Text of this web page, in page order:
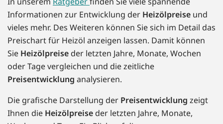
Informationen zur Entwicklung der Heizölpreise und
vieles mehr. Des Weiteren können Sie sich im Detail das
Preischart für Heizöl anzeigen lassen. Damit können
Sie Heizölpreise der letzten Jahre, Monate, Wochen
oder Tage vergleichen und die zeitliche
Preisentwicklung analysieren.
Die grafische Darstellung der Preisentwicklung zeigt
Ihnen die Heizölpreise der letzten Jahre, Monate,